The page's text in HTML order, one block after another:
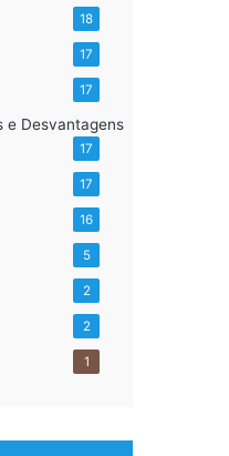
18
17
17
e Desvantagens
17
17
16
5
2
2
1